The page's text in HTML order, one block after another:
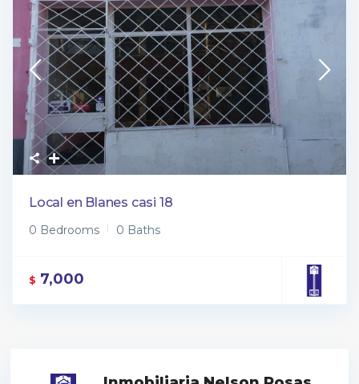
Local en Blanes casi 18
0 Bedrooms 0 Baths
$ 7,000